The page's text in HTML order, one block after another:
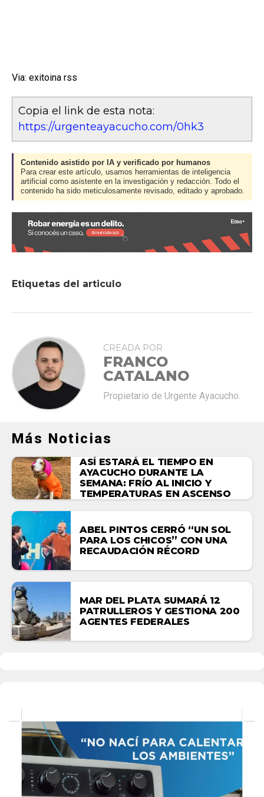
Via: exitoina rss
Copia el link de esta nota:
https://urgenteayacucho.com/0hk3
Contenido asistido por IA y verificado por humanos
Para crear este artículo, usamos herramientas de inteligencia
artificial como asistente en la investigación y redacción. Todo el
contenido ha sido meticulosamente revisado, editado y aprobado.
Etiquetas del articulo
CREADA POR
FRANCO
CATALANO
Propietario de Urgente Ayacucho.
Más Noticias
ASÍ ESTARÁ EL TIEMPO EN
AYACUCHO DURANTE LA
SEMANA: FRÍO AL INICIO Y
TEMPERATURAS EN ASCENSO
ABEL PINTOS CERRÓ “UN SOL
PARA LOS CHICOS” CON UNA
RECAUDACIÓN RÉCORD
MAR DEL PLATA SUMARÁ 12
PATRULLEROS Y GESTIONA 200
AGENTES FEDERALES